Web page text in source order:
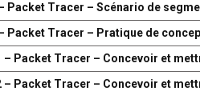
Packet Tracer – Scénario de
Packet Tracer – Pratique de
– Packet Tracer – Concevoir et
– Packet Tracer – Concevoir et